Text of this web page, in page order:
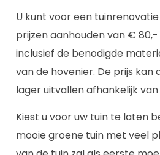
U kunt voor een
prijzen aanhouden van € 80,-
inclusief de benodigde
van de hovenier. De prijs kan
lager uitvallen afhankelijk
Kiest u voor uw tuin te laten
mooie groene tuin met veel